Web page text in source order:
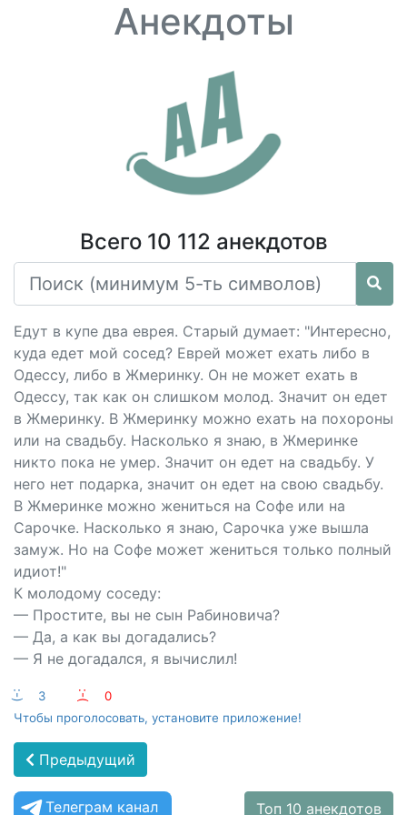
Анекдоты
Всего 10 112 анекдотов
Едут в купе два еврея. Старый думает: "Интересно,
куда едет мой сосед? Еврей может ехать либо в
Одессу, либо в Жмеринку. Он не может ехать в
Одессу, так как он слишком молод. Значит он едет
в Жмеринку. В Жмеринку можно ехать на похороны
или на свадьбу. Насколько я знаю, в Жмеринке
никто пока не умер. Значит он едет на свадьбу. У
него нет подарка, значит он едет на свою свадьбу.
В Жмеринке можно жениться на Софе или на
Сарочке. Насколько я знаю, Сарочка уже вышла
замуж. Но на Софе может жениться только полный
идиот!"
К молодому соседу:
— Простите, вы не сын Рабиновича?
— Да, а как вы догадались?
— Я не догадался, я вычислил!
:-) 3 :-(
0
Чтобы проголосовать, установите приложение!
Предыдущий
Телеграм канал Топ 10 анекдотов